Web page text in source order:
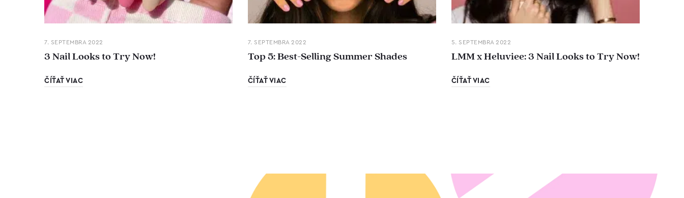
7. SEPTEMBRA 2022
3 Nail Looks to Try Now!
ČÍŤAŤ VIAC
7. SEPTEMBRA 2022
Top 5: Best-Selling Summer Shades
ČÍŤAŤ VIAC
5. SEPTEMBRA 2022
LMM x Heluviee: 3 Nail Looks to Try Now!
ČÍŤAŤ VIAC